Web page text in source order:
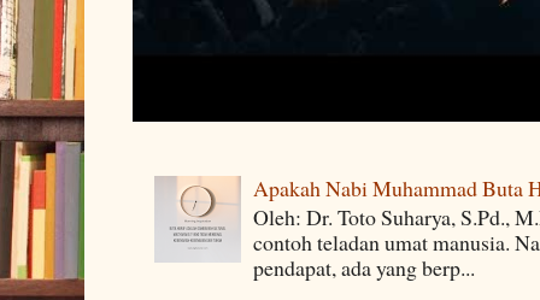
Apakah Nabi Muhammad Buta
Oleh: Dr. Toto Suharya, S.Pd.,
contoh teladan umat manusia.
pendapat, ada yang berp...